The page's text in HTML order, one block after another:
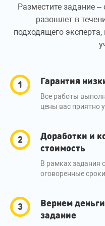
Разместите задание –
разошлет в
подходящего эксперта,
Гарантия
Все работы
цены вас приятно
Доработки и
стоимость
В рамках задания
оговоренные сроки.
Вернем
задание